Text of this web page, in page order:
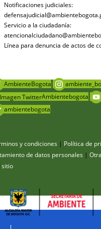
Notificaciones judiciales:
Servicio a la ciudadanía:
Línea para denuncia de actos de
AmbienteBogota
Ambientebogota
ambientebogota
y condiciones | Política de
de datos personales |
sitio